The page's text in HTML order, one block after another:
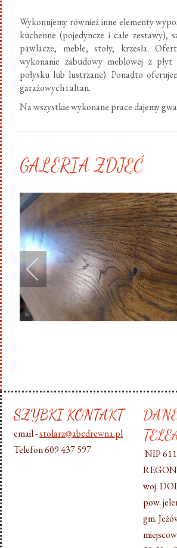
Wykonujemy również inne elementy
kuchenne (pojedyncze i całe zestawy),
pawlacze, meble, stoły, krzesła.
wykonanie zabudowy meblowej z
połysku lub lustrzane). Ponadto
garażowych i altan.
Na wszystkie wykonane prace dajemy
GALERIA ZDJĘĆ
SZYBKI KONTAKT
email -stolarz@abcdrewna.pl
Telefon 609 437 597
NIP
woj.
pow.
gm.